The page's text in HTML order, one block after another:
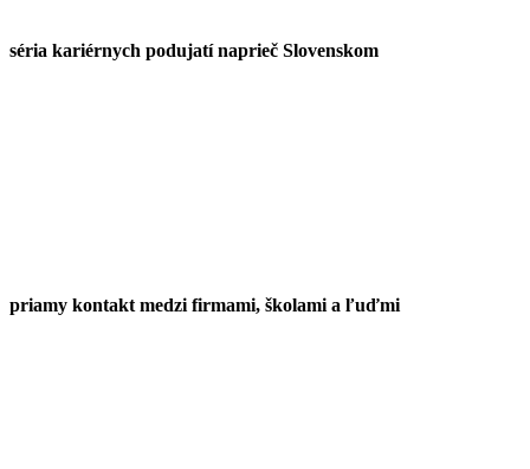
séria kariérnych podujatí naprieč Slovenskom
priamy kontakt medzi firmami, školami a ľuďmi